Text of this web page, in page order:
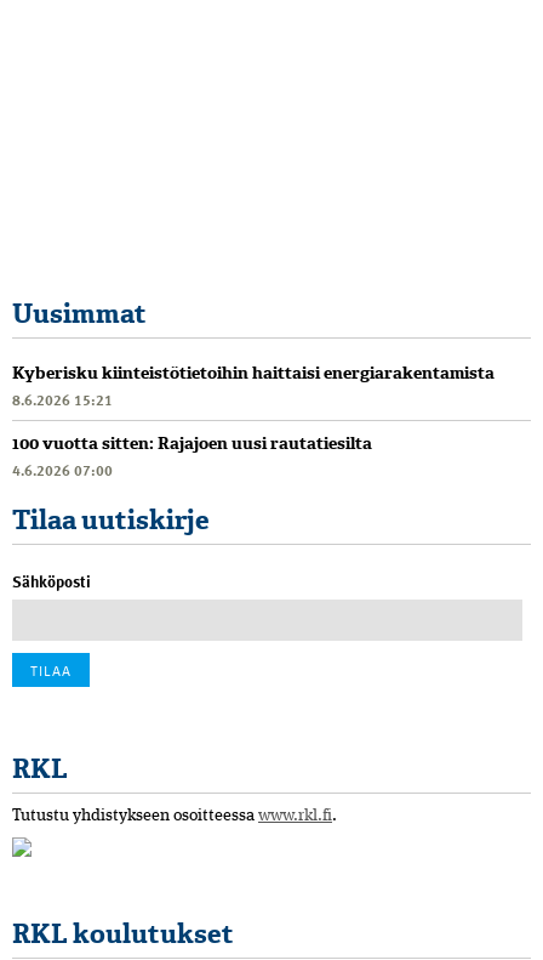
Uusimmat
Kyberisku kiinteistötietoihin haittaisi energiarakentamista
8.6.2026 15:21
100 vuotta sitten: Rajajoen uusi rautatiesilta
4.6.2026 07:00
Tilaa uutiskirje
Sähköposti
RKL
Tutustu yhdistykseen osoitteessa www.rkl.fi.
RKL koulutukset